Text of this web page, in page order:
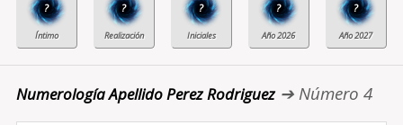
? ? ? ? ?
Numerología Apellido Perez Rodriguez➔ Número 4